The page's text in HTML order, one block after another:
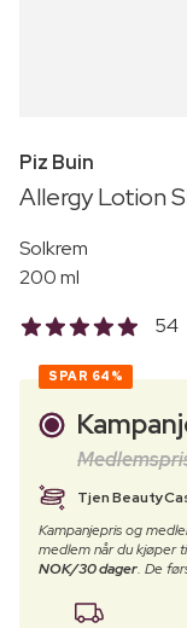
Piz Buin
Allergy Lotion
Solkrem
200 ml
54
SPAR 64%
Tjen
Kampanjepris og
medlem når du kjøper
NOK/30 dager. De